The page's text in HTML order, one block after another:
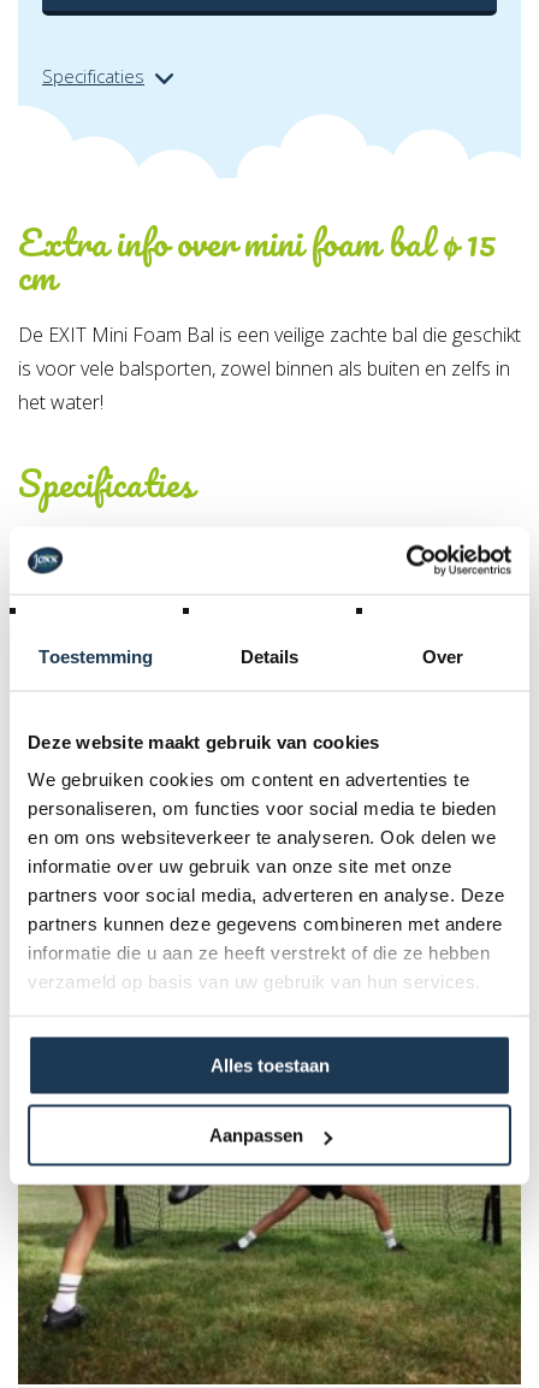
Toestemming Details Over
Deze website maakt gebruik van cookies
We gebruiken cookies om content en advertenties te
personaliseren, om functies voor social media te bieden
en om ons websiteverkeer te analyseren. Ook delen we
informatie over uw gebruik van onze site met onze
partners voor social media, adverteren en analyse. Deze
partners kunnen deze gegevens combineren met andere
informatie die u aan ze heeft verstrekt of die ze hebben
verzameld op basis van uw gebruik van hun services.
Alles toestaan
Aanpassen
Specificaties
Extra info overmini foam bal ø 15
cm
De EXIT Mini Foam Bal is een veilige zachte bal die geschikt
is voor vele balsporten, zowel binnen als buiten en zelfs in
het water!
Specificaties
Artikel nummer:
707116
Foam
Dit product behoort tot de
volgende categorie(ën)